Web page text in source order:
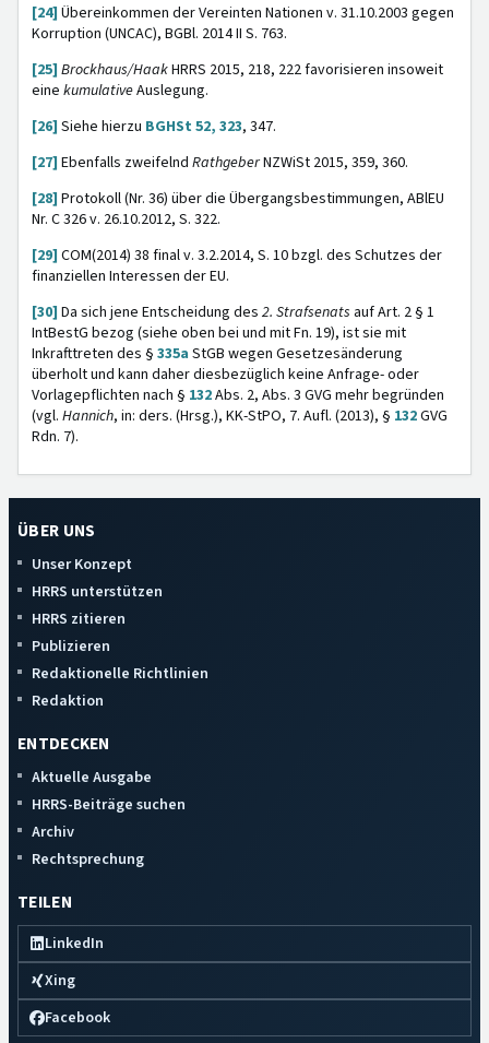
[24] Übereinkommen der Vereinten Nationen v. 31.10.2003 gegen
Korruption (UNCAC), BGBl. 2014 II S. 763.
[25] Brockhaus/HaakHRRS 2015, 218, 222 favorisieren insoweit
eine kumulativeAuslegung.
[26] Siehe hierzu BGHSt 52, 323, 347.
[27] Ebenfalls zweifelnd RathgeberNZWiSt 2015, 359, 360.
[28] Protokoll (Nr. 36) über die Übergangsbestimmungen, ABlEU
Nr. C 326 v. 26.10.2012, S. 322.
[29] COM(2014) 38 final v. 3.2.2014, S. 10 bzgl. des Schutzes der
finanziellen Interessen der EU.
[30] Da sich jene Entscheidung des 2. Strafsenats auf Art. 2 § 1
IntBestG bezog (siehe oben bei und mit Fn. 19), ist sie mit
Inkrafttreten des § 335a StGB wegen Gesetzesänderung
überholt und kann daher diesbezüglich keine Anfrage- oder
Vorlagepflichten nach § 132Abs. 2, Abs. 3 GVG mehr begründen
(vgl. Hannich, in: ders. (Hrsg.), KK-StPO, 7. Aufl. (2013), § 132GVG
Rdn. 7).
ÜBER UNS
Unser Konzept
HRRS unterstützen
HRRS zitieren
Publizieren
Redaktionelle Richtlinien
Redaktion
ENTDECKEN
Aktuelle Ausgabe
HRRS-Beiträge suchen
Archiv
Rechtsprechung
TEILEN
LinkedIn
Xing
Facebook